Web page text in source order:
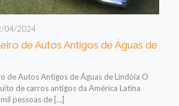
04/2024
de Autos Antigos de Águas de
de Autos Antigos de Águas de Lindóia O
de carros antigos da América Latina
pessoas de […]